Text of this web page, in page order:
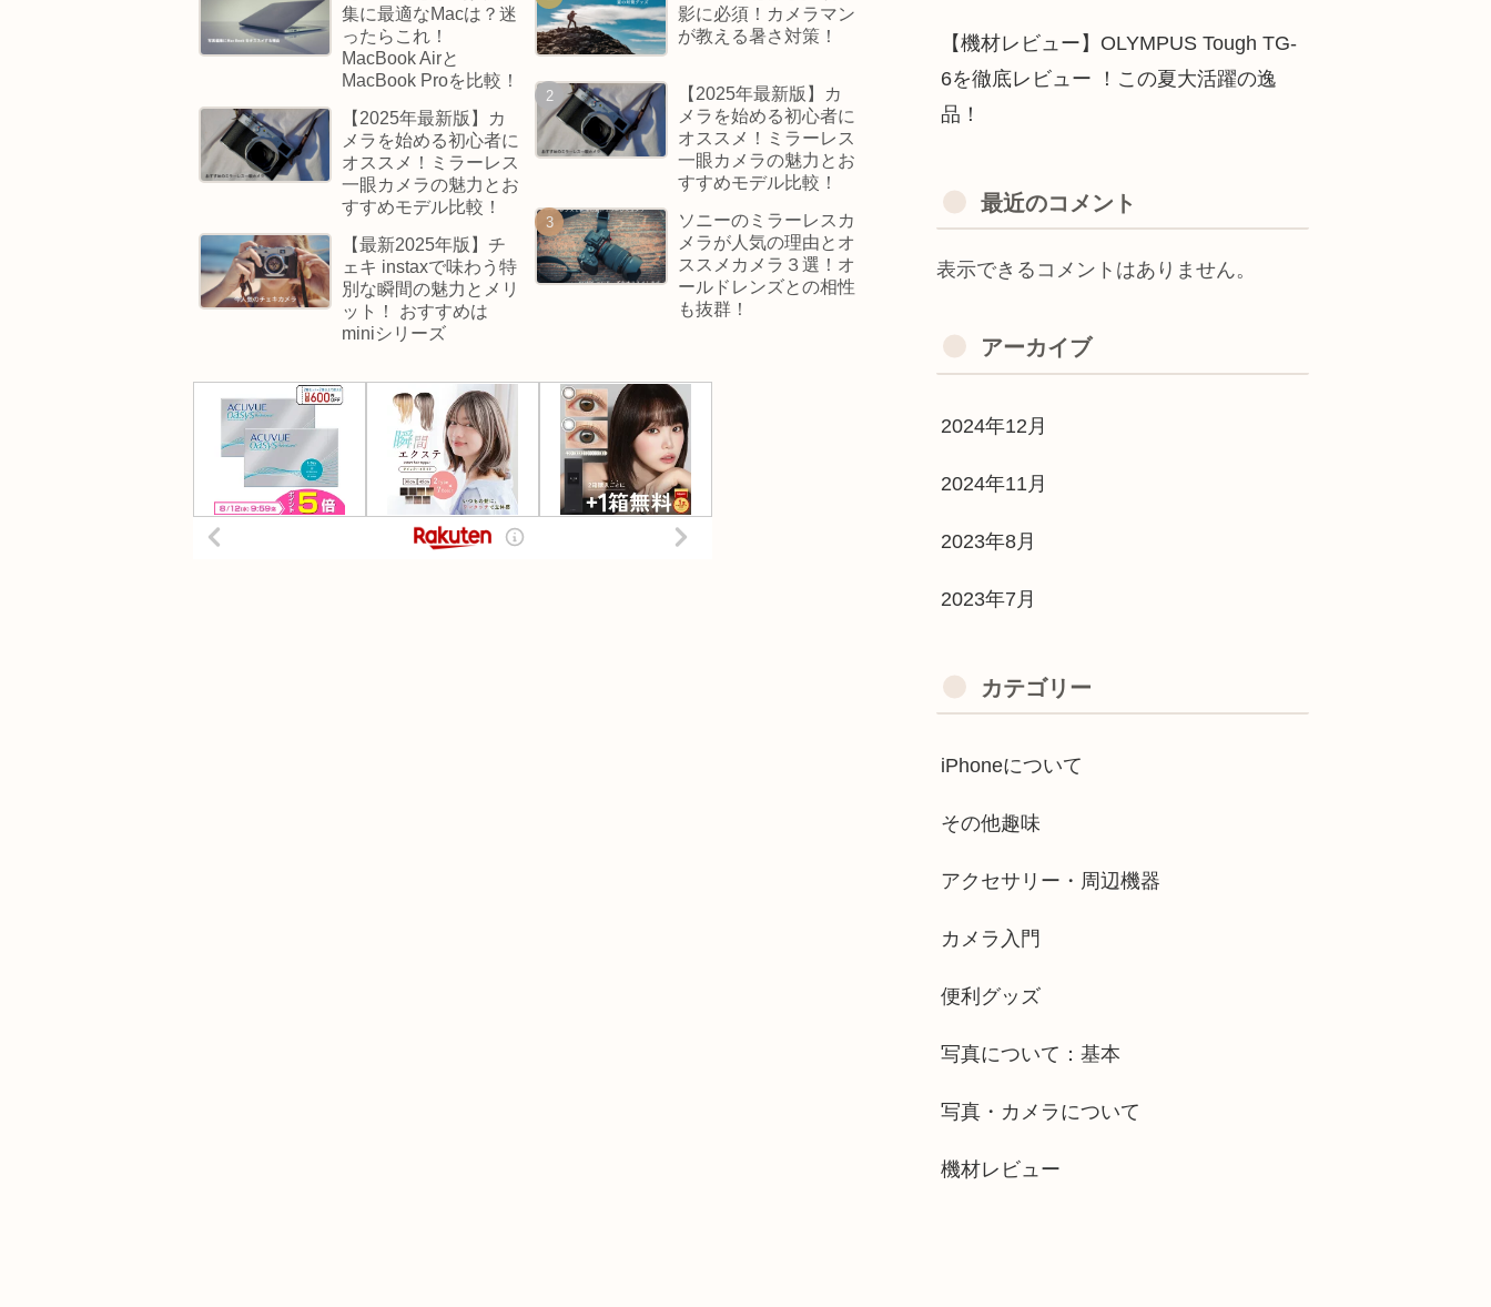
集に最適なMacは？迷
ったらこれ！
MacBook Airと
MacBook Proを比較！
【2025年最新版】カ
メラを始める初心者に
オススメ！ミラーレス
一眼カメラの魅力とお
すすめモデル比較！
【最新2025年版】チ
ェキ instaxで味わう特
別な瞬間の魅力とメリ
ット！ おすすめは
miniシリーズ
影に必須！カメラマン
が教える暑さ対策！
【2025年最新版】カ
メラを始める初心者に
オススメ！ミラーレス
一眼カメラの魅力とお
すすめモデル比較！
ソニーのミラーレスカ
メラが人気の理由とオ
ススメカメラ３選！オ
ールドレンズとの相性
も抜群！
【機材レビュー】OLYMPUS Tough TG-
6を徹底レビュー ！この夏大活躍の逸
品！
最近のコメント
表示できるコメントはありません。
アーカイブ
2024年12月
2024年11月
2023年8月
2023年7月
カテゴリー
iPhoneについて
その他趣味
アクセサリー・周辺機器
カメラ入門
便利グッズ
写真について：基本
写真・カメラについて
機材レビュー